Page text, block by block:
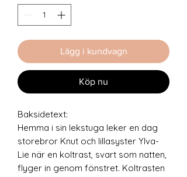
Lägg i kundvagn
Köp nu
Baksidetext:
Hemma i sin lekstuga leker en dag
storebror Knut och lillasyster Ylva-
Lie när en koltrast, svart som natten,
flyger in genom fönstret. Koltrasten